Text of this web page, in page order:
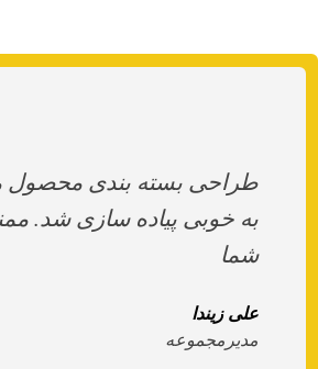
طراحی بسته بندی محصول
به خوبی پیاده سازی شد.
شما
علی زیندا
مدیرمجموعه